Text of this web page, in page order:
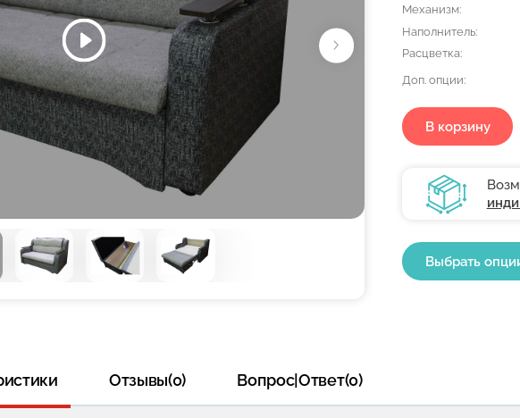
Механизм:
Наполнитель:
Расцветка:
Доп. опции:
В корзину
Выбрать
Отзывы(0) Вопрос|Ответ(0)